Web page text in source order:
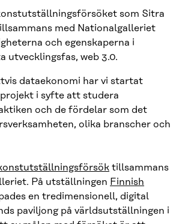
som Sitra
med Nationalgalleriet
och egenskaperna i
utvecklingsfas, web 3.0.
dataekonomi har vi startat
i syfte att studera
och de fördelar som det
olika branscher och
tillsammans
På utställningen Finnish
en tredimensionell, digital
paviljong på världsutställningen i